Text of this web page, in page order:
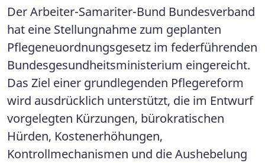
Der Arbeiter-Samariter-Bund Bundesverband
hat eine Stellungnahme zum geplanten
Pflegeneuordnungsgesetz im federführenden
Bundesgesundheitsministerium eingereicht.
Das Ziel einer grundlegenden Pflegereform
wird ausdrücklich unterstützt, die im Entwurf
vorgelegten Kürzungen, bürokratischen
Hürden, Kostenerhöhungen,
Kontrollmechanismen und die Aushebelung